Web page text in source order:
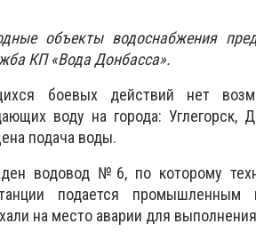
объекты водоснабжения
КП «Вода Донбасса».
боевых действий нет
воду на города: Углегорск,
подача воды.
водовод №6, по которому
подается промышленным
на место аварии для